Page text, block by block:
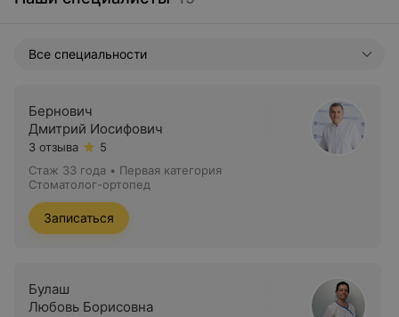
Все специальности
Бернович
Дмитрий Иосифович
3 отзыва
5
Стаж 33 года • Первая категория
Стоматолог-ортопед
Записаться
Булаш
Любовь Борисовна